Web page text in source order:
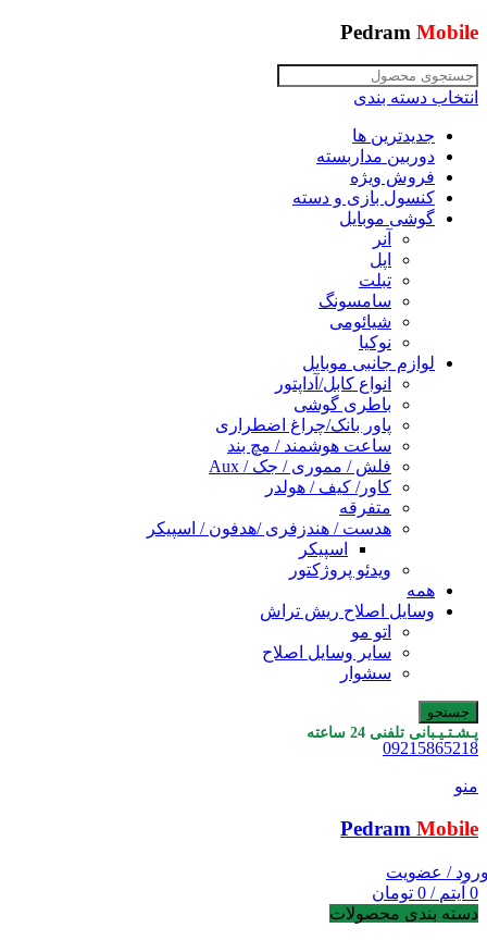
Pedram Mobile
انتخاب دسته بندی
جدیدترین ها
دوربین مداربسته
فروش ویژه
کنسول بازی و دسته
گوشی موبایل
آنر
اپل
تبلت
سامسونگ
شیائومی
نوکیا
لوازم جانبی موبایل
انواع کابل/آداپتور
باطری گوشی
پاور بانک/چراغ اضطراری
ساعت هوشمند / مچ بند
فلش / مموری / جک / Aux
کاور/ کیف / هولدر
متفرقه
هدست / هندزفری /هدفون / اسپیکر
اسپیکر
ویدئو پروژکتور
همه
وسایل اصلاح ریش تراش
اتو مو
سایر وسایل اصلاح
سشوار
جستجو
پـشـتـیـبانی تلفنی 24 ساعته
09215865218
منو
Pedram Mobile
/ عضویت
0 آیتم /
0 تومان
دسته بندی محصولات